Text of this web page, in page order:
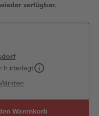
verfügbar.
hinterlegt
Warenkorb